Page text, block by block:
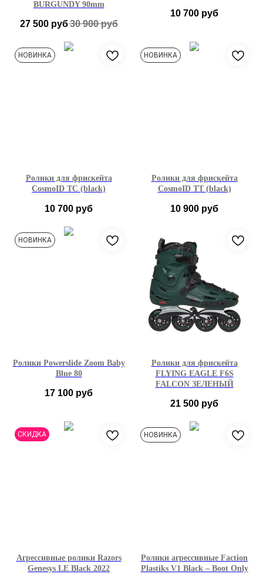
BURGUNDY 90mm
27 500 руб30 900 руб
38-39 EU (242-248 см)
10 700 руб
37-38 39-40 41-42
НОВИНКА
Ролики для фрискейта
CosmoID TC (black)
10 700 руб
39-40 41-42 43-44
НОВИНКА
Ролики для фрискейта
CosmoID TT (black)
10 900 руб
41-42
43-44 44-45
НОВИНКА
Ролики Powerslide Zoom Baby
Blue 80
17 100 руб
37-38 39-40 41-42
Ролики для фрискейта
FLYING EAGLE F6S
FALCON ЗЕЛЕНЫЙ
21 500 руб
36 37 45
СКИДКА
Агрессивные ролики Razors
Genesys LE Black 2022
НОВИНКА
Ролики агрессивные Faction
Plastiks V1 Black – Boot Only